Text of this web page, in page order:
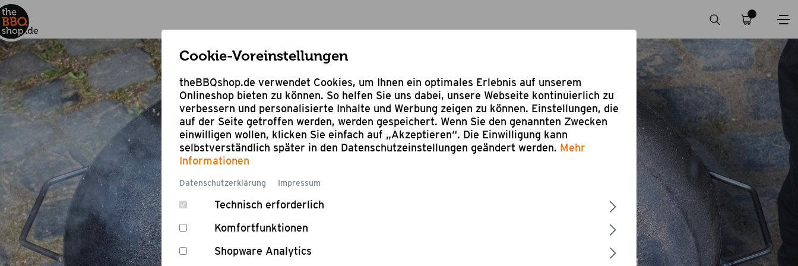
Dutch Oven
Cookie-Voreinstellungen
theBBQshop.de verwendet Cookies, um Ihnen ein optimales Erlebnis auf unserem
Onlineshop bieten zu können. So helfen Sie uns dabei, unsere Webseite kontinuierlich zu
verbessern und personalisierte Inhalte und Werbung zeigen zu können. Einstellungen, die
auf der Seite getroffen werden, werden gespeichert. Wenn Sie den genannten Zwecken
einwilligen wollen, klicken Sie einfach auf „Akzeptieren“. Die Einwilligung kann
selbstverständlich später in den Datenschutzeinstellungen geändert werden. Mehr
Informationen
Datenschutzerklärung Impressum
Technisch erforderlich
Komfortfunktionen
Shopware Analytics